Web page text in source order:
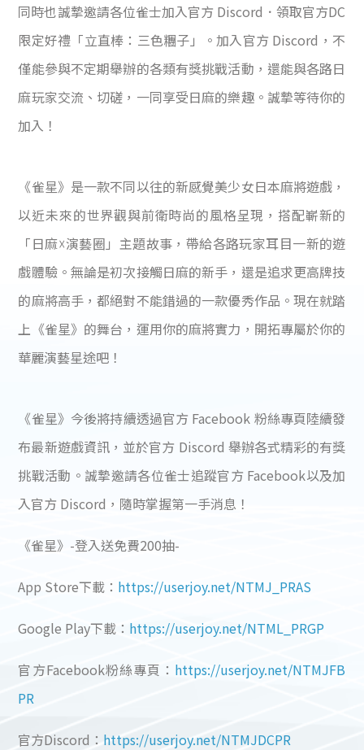
同時也誠摯邀請各位雀士加入官方 Discord．領取官方DC
限定好禮「立直棒：三色糰子」。加入官方 Discord，不
僅能參與不定期舉辦的各類有獎挑戰活動，還能與各路日
麻玩家交流、切磋，一同享受日麻的樂趣。誠摯等待你的
加入！
《雀星》是一款不同以往的新感覺美少女日本麻將遊戲，
以近未來的世界觀與前衛時尚的風格呈現，搭配嶄新的
「日麻☓演藝圈」主題故事，帶給各路玩家耳目一新的遊
戲體驗。無論是初次接觸日麻的新手，還是追求更高牌技
的麻將高手，都絕對不能錯過的一款優秀作品。現在就踏
上《雀星》的舞台，運用你的麻將實力，開拓專屬於你的
華麗演藝星途吧！
《雀星》今後將持續透過官方 Facebook 粉絲專頁陸續發
布最新遊戲資訊，並於官方 Discord 舉辦各式精彩的有獎
挑戰活動。誠摯邀請各位雀士追蹤官方 Facebook以及加
入官方 Discord，隨時掌握第一手消息！
《雀星》-登入送免費200抽-
App Store下載： https://userjoy.net/NTMJ_PRAS
Google Play下載： https://userjoy.net/NTML_PRGP
官方Facebook粉絲專頁： https://userjoy.net/NTMJFB
PR
官方Discord： https://userjoy.net/NTMJDCPR